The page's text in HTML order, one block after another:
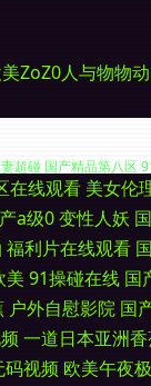
ZoZ0人与物
日本A∨中文字幕
碰 国产精品第八
品 超碰久热 五月婷
不卡国产视频 日本
在线观看 美女伦
a级0变性人妖
福利片在线观看
美 91操碰在线 国
户外自慰影院 国
一道日本亚洲
码视频 欧美午夜